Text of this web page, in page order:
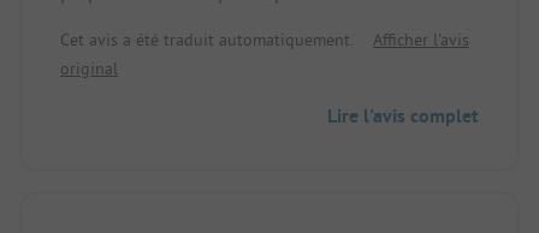
Cet avis a été traduit automatiquement.
Afficher l'avis
original
Lire l'avis complet